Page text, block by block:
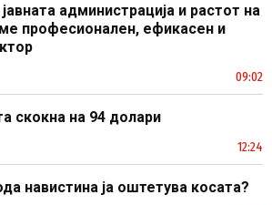
администрација и растот на
професионален, ефикасен и
09:02
скокна на 94 долари
12:24
навистина ја оштетува косата?